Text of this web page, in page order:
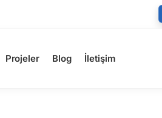
Projeler Blog İletişim
Ara